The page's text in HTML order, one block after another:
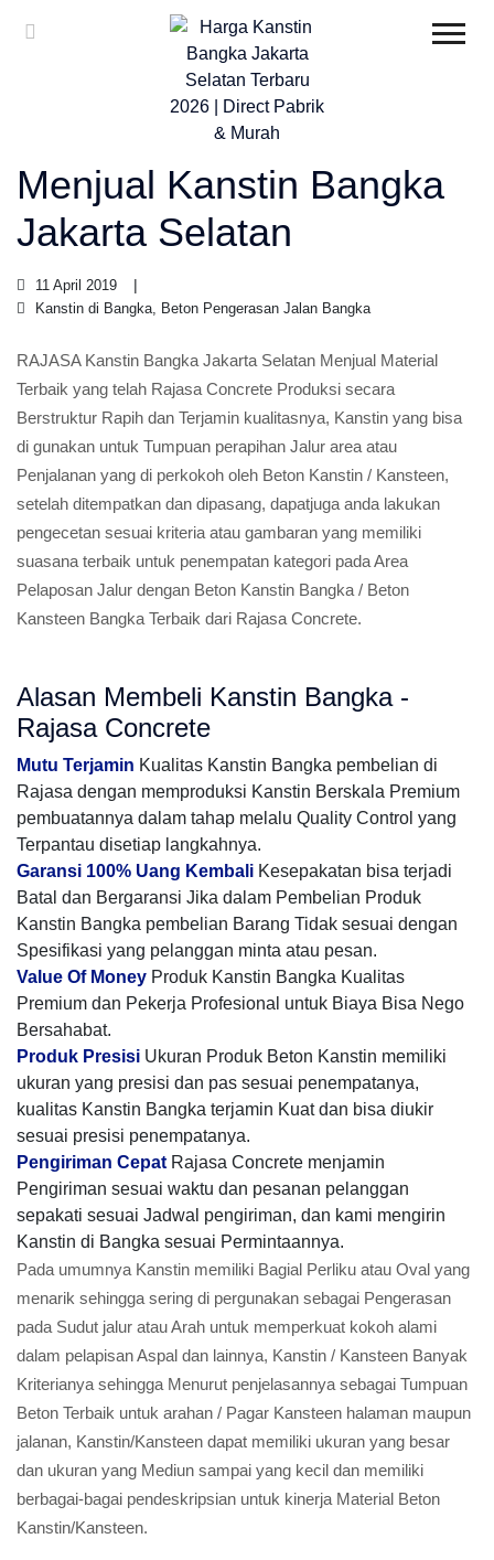
Menjual Kanstin Bangka
Jakarta Selatan
11 April 2019
Kanstin di Bangka, Beton Pengerasan Jalan Bangka
RAJASA Kanstin Bangka Jakarta Selatan Menjual Material
Terbaik yang telah Rajasa Concrete Produksi secara
Berstruktur Rapih dan Terjamin kualitasnya, Kanstin yang bisa
di gunakan untuk Tumpuan perapihan Jalur area atau
Penjalanan yang di perkokoh oleh Beton Kanstin / Kansteen,
setelah ditempatkan dan dipasang, dapatjuga anda lakukan
pengecetan sesuai kriteria atau gambaran yang memiliki
suasana terbaik untuk penempatan kategori pada Area
Pelaposan Jalur dengan Beton Kanstin Bangka / Beton
Kansteen Bangka Terbaik dari Rajasa Concrete.
Alasan Membeli Kanstin Bangka -
Rajasa Concrete
Mutu Terjamin Kualitas Kanstin Bangka pembelian di
Rajasa dengan memproduksi Kanstin Berskala Premium
pembuatannya dalam tahap melalu Quality Control yang
Terpantau disetiap langkahnya.
Garansi 100% Uang Kembali Kesepakatan bisa terjadi
Batal dan Bergaransi Jika dalam Pembelian Produk
Kanstin Bangka pembelian Barang Tidak sesuai dengan
Spesifikasi yang pelanggan minta atau pesan.
Value Of Money Produk Kanstin Bangka Kualitas
Premium dan Pekerja Profesional untuk Biaya Bisa Nego
Bersahabat.
Produk Presisi Ukuran Produk Beton Kanstin memiliki
ukuran yang presisi dan pas sesuai penempatanya,
kualitas Kanstin Bangka terjamin Kuat dan bisa diukir
sesuai presisi penempatanya.
Pengiriman Cepat Rajasa Concrete menjamin
Pengiriman sesuai waktu dan pesanan pelanggan
sepakati sesuai Jadwal pengiriman, dan kami mengirin
Kanstin di Bangka sesuai Permintaannya.
Pada umumnya Kanstin memiliki Bagial Perliku atau Oval yang
menarik sehingga sering di pergunakan sebagai Pengerasan
pada Sudut jalur atau Arah untuk memperkuat kokoh alami
dalam pelapisan Aspal dan lainnya, Kanstin / Kansteen Banyak
Kriterianya sehingga Menurut penjelasannya sebagai Tumpuan
Beton Terbaik untuk arahan / Pagar Kansteen halaman maupun
jalanan, Kanstin/Kansteen dapat memiliki ukuran yang besar
dan ukuran yang Mediun sampai yang kecil dan memiliki
berbagai-bagai pendeskripsian untuk kinerja Material Beton
Kanstin/Kansteen.